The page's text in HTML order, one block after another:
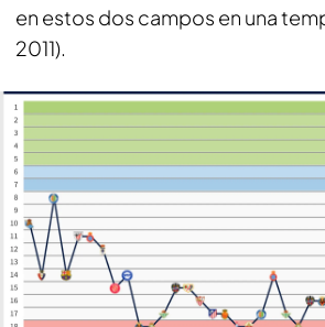
en estos dos campos en una
2011).